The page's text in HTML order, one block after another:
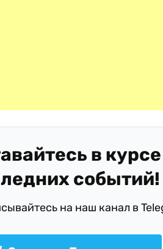
в курсе
событий!
на наш канал в